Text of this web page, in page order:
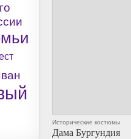
Исторические костюмы
Дама Бургундия